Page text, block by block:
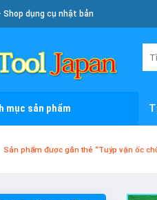
Shop dụng cụ nhật bản
mục sản phẩm
Sản phẩm được gắn thẻ “Tuýp vặn ốc